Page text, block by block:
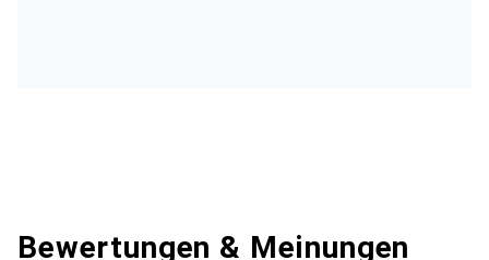
Bewertungen & Meinungen